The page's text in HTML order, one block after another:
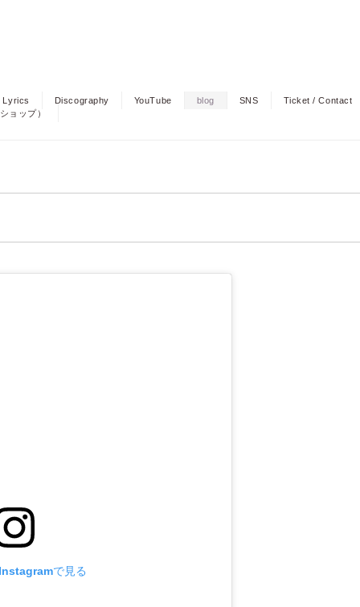
Lyrics Discography YouTube blog SNS Ticket / Contact
ョップ）
で見る